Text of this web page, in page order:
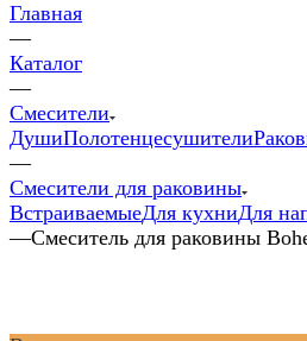
Главная
—
Каталог
—
Смесители
ДушиПолотенцесушители
—
Смесители для раковины
ВстраиваемыеДля кухниДля
—Смеситель для раковины